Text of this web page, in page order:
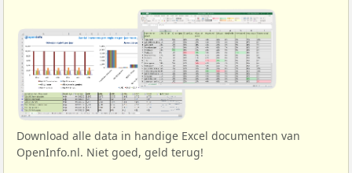
Download alle data in handige Excel documenten van
OpenInfo.nl. Niet goed, geld terug!